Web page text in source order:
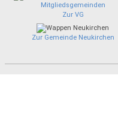
Zur VG
Zur Gemeinde Neukirchen